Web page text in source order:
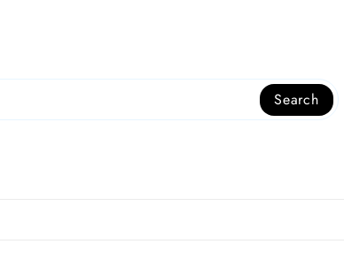
Search